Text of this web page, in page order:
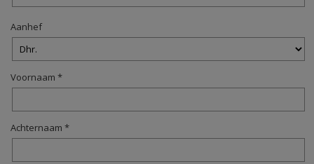
Aanhef
Voornaam *
Achternaam *